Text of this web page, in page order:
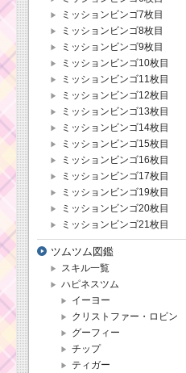
ミッションビンゴ7枚目
ミッションビンゴ8枚目
ミッションビンゴ9枚目
ミッションビンゴ10枚目
ミッションビンゴ11枚目
ミッションビンゴ12枚目
ミッションビンゴ13枚目
ミッションビンゴ14枚目
ミッションビンゴ15枚目
ミッションビンゴ16枚目
ミッションビンゴ17枚目
ミッションビンゴ19枚目
ミッションビンゴ20枚目
ミッションビンゴ21枚目
ツムツム図鑑
スキル一覧
ハピネスツム
イーヨー
クリストファー・ロビン
グーフィー
チップ
ティガー